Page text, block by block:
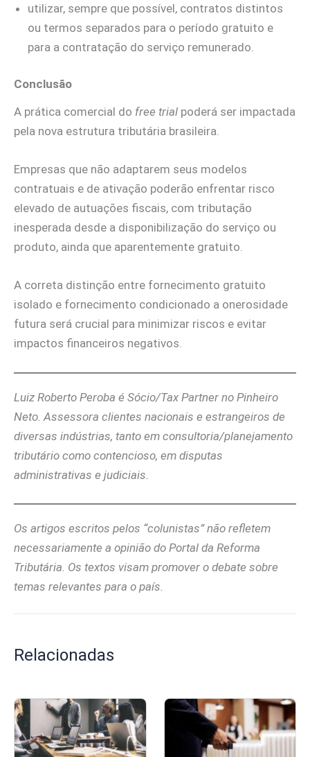
utilizar, sempre que possível, contratos distintos
ou termos separados para o período gratuito e
para a contratação do serviço remunerado.
Conclusão
A prática comercial do free trial poderá ser impactada
pela nova estrutura tributária brasileira.
Empresas que não adaptarem seus modelos
contratuais e de ativação poderão enfrentar risco
elevado de autuações fiscais, com tributação
inesperada desde a disponibilização do serviço ou
produto, ainda que aparentemente gratuito.
A correta distinção entre fornecimento gratuito
isolado e fornecimento condicionado a onerosidade
futura será crucial para minimizar riscos e evitar
impactos financeiros negativos.
Luiz Roberto Peroba é Sócio/Tax Partner no Pinheiro
Neto. Assessora clientes nacionais e estrangeiros de
diversas indústrias, tanto em consultoria/planejamento
tributário como contencioso, em disputas
administrativas e judiciais.
Os artigos escritos pelos “colunistas” não refletem
necessariamente a opinião do Portal da Reforma
Tributária. Os textos visam promover o debate sobre
temas relevantes para o país.
Relacionadas